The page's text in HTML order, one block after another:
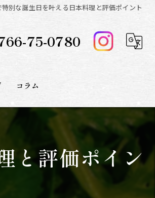
別な誕生日を叶える日本料理と評価ポイント
75-0780
コラム
と評価ポイン